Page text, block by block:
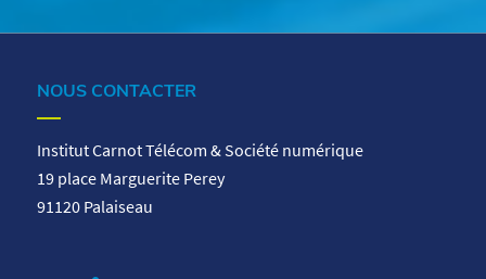
NOUS CONTACTER
Institut Carnot Télécom & Société numérique
19 place Marguerite Perey
91120 Palaiseau